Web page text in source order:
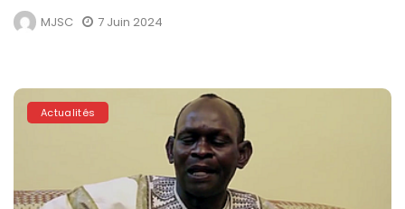
MJSC 7 Juin 2024
Actualités